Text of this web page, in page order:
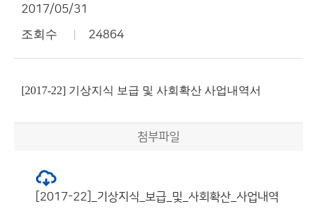
2017/05/31
조회수 24864
[2017-22] 기상지식 보급 및 사회확산 사업내역서
첨부파일
[2017-22]_기상지식_보급_및_사회확산_사업내역